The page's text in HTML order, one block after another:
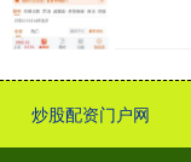
炒股配资门户网